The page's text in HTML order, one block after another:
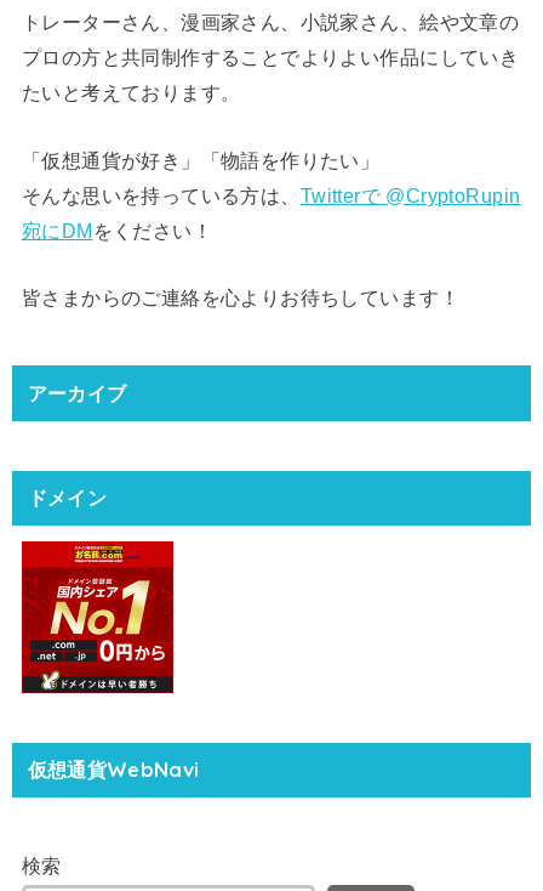
トレーターさん、漫画家さん、小説家さん、絵や文章の
プロの方と共同制作することでよりよい作品にしていき
たいと考えております。
「仮想通貨が好き」「物語を作りたい」
そんな思いを持っている方は、 Twitterで @CryptoRupin
宛にDM をください！
皆さまからのご連絡を心よりお待ちしています！
アーカイブ
ドメイン
仮想通貨WebNavi
検索